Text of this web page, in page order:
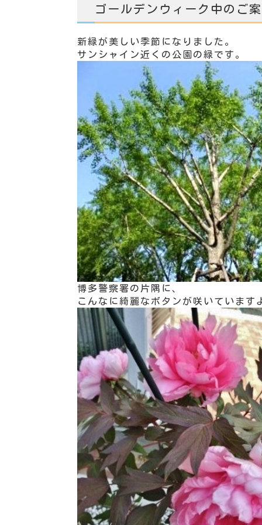
ゴールデンウィーク中のご
新緑が美しい季節になりました。
サンシャイン近くの公園の緑です。
博多警察署の片隅に、
こんなに綺麗なボタンが咲いています